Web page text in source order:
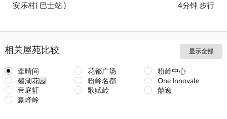
安乐村( 巴士站 )
4分钟 步行
相关屋苑比较 显示全部
牵晴间 花都广场
粉岭中心
碧湖花园
粉岭名都
One Innovale
帝庭轩
歌赋岭
囍逸
豪峰岭